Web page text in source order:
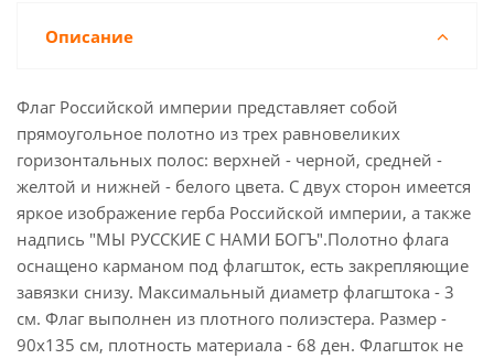
Описание
Флаг Российской империи представляет собой
прямоугольное полотно из трех равновеликих
горизонтальных полос: верхней - черной, средней -
желтой и нижней - белого цвета. С двух сторон имеется
яркое изображение герба Российской империи, а также
надпись "МЫ РУССКИЕ С НАМИ БОГЪ".Полотно флага
оснащено карманом под флагшток, есть закрепляющие
завязки снизу. Максимальный диаметр флагштока - 3
см. Флаг выполнен из плотного полиэстера. Размер -
90х135 см, плотность материала - 68 ден. Флагшток не